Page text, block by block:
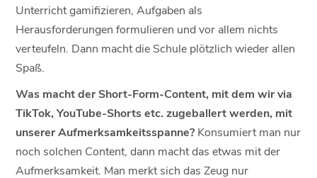
Unterricht gamifizieren, Aufgaben als
Herausforderungen formulieren und vor allem nichts
verteufeln. Dann macht die Schule plötzlich wieder allen
Spaß.
Was macht der Short-Form-Content, mit dem wir via
TikTok, YouTube-Shorts etc. zugeballert werden, mit
unserer Aufmerksamkeitsspanne? Konsumiert man nur
noch solchen Content, dann macht das etwas mit der
Aufmerksamkeit. Man merkt sich das Zeug nur